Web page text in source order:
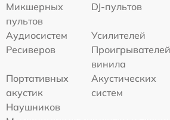
Микшерных
пультов
DJ-пультов
Аудиосистем
Усилителей
Ресиверов
Проигрывателей
винила
Портативных
акустик
Акустических
систем
Наушников